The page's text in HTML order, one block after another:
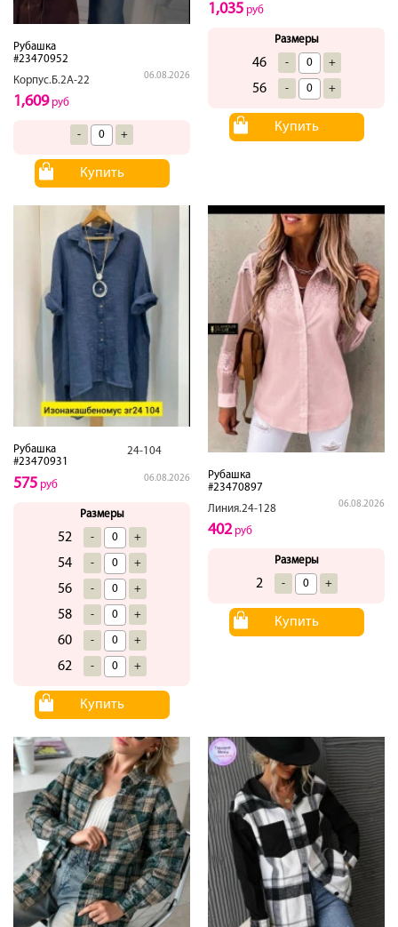
Рубашка
#23470952
Корпус.Б.2А-22
06.08.2026
1,609руб
- +
Купить
1,035 руб
Размеры
46 - +
56 - +
Купить
Рубашка
#23470931
24-104
06.08.2026
575 руб
Размеры
52 - +
54 - +
56 - +
58 - +
60 - +
62 - +
Купить
Рубашка
#23470897
Линия.24-128
06.08.2026
402руб
Размеры
2 - +
Купить